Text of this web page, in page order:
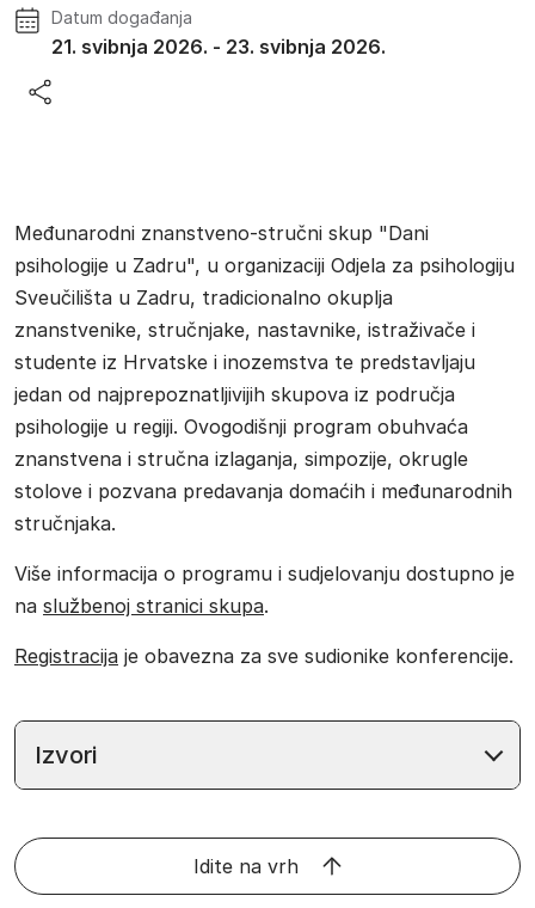
Datum događanja
21. svibnja 2026. - 23. svibnja 2026.
Međunarodni znanstveno-stručni skup "Dani
psihologije u Zadru", u organizaciji Odjela za psihologiju
Sveučilišta u Zadru, tradicionalno okuplja
znanstvenike, stručnjake, nastavnike, istraživače i
studente iz Hrvatske i inozemstva te predstavljaju
jedan od najprepoznatljivijih skupova iz područja
psihologije u regiji. Ovogodišnji program obuhvaća
znanstvena i stručna izlaganja, simpozije, okrugle
stolove i pozvana predavanja domaćih i međunarodnih
stručnjaka.
Više informacija o programu i sudjelovanju dostupno je
na službenoj stranici skupa.
Registracija je obavezna za sve sudionike konferencije.
Izvori
Idite na vrh